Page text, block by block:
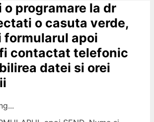
o programare la dr
o casuta verde,
apoi
fi contactat telefonic
datei si orei